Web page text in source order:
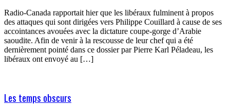
Radio-Canada rapportait hier que les libéraux fulminent à propos
des attaques qui sont dirigées vers Philippe Couillard à cause de ses
accointances avouées avec la dictature coupe-gorge d’Arabie
saoudite. Afin de venir à la rescousse de leur chef qui a été
dernièrement pointé dans ce dossier par Pierre Karl Péladeau, les
libéraux ont envoyé au […]
Les temps obscurs